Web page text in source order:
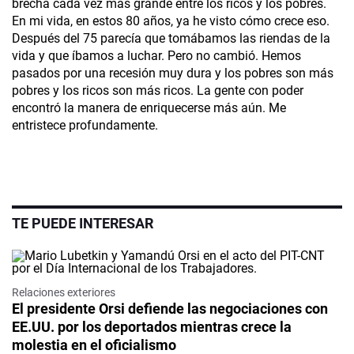
brecha cada vez más grande entre los ricos y los pobres.
En mi vida, en estos 80 años, ya he visto cómo crece eso.
Después del 75 parecía que tomábamos las riendas de la
vida y que íbamos a luchar. Pero no cambió. Hemos
pasados por una recesión muy dura y los pobres son más
pobres y los ricos son más ricos. La gente con poder
encontró la manera de enriquecerse más aún. Me
entristece profundamente.
TE PUEDE INTERESAR
Relaciones exteriores
El presidente Orsi defiende las negociaciones con
EE.UU. por los deportados mientras crece la
molestia en el oficialismo